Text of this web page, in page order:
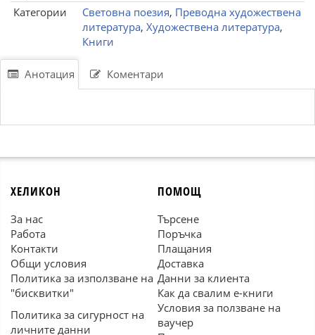
Категории
Световна поезия, Преводна художествена
литература, Художествена литература,
Книги
Анотация Коментари
ХЕЛИКОН
За нас
Работа
Контакти
Общи условия
Политика за използване на
"бисквитки"
Политика за сигурност на
личните данни
ПОМОЩ
Търсене
Поръчка
Плащания
Доставка
Данни за клиента
Как да свалим е-книги
Условия за ползване на
ваучер